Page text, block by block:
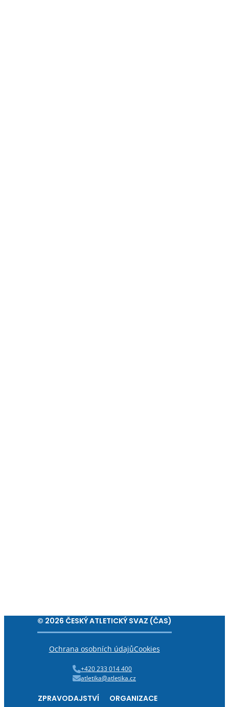
© 2026 ČESKÝ ATLETICKÝ SVAZ (ČAS)
Ochrana osobních údajůCookies
+420 233 014 400
atletika@atletika.cz
ZPRAVODAJSTVÍ ORGANIZACE